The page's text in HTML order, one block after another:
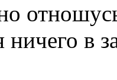
ничего в